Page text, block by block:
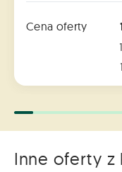
Cena oferty
Inne oferty z